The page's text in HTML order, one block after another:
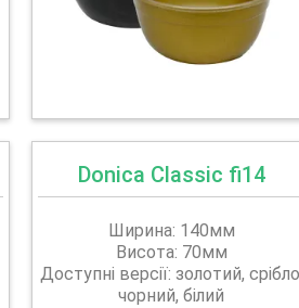
Donica Classic fi14
Ширина: 140мм
Висота: 70мм
Доступні версії: золотий,
чорний, білий